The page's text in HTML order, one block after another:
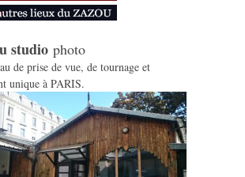
studio photo
de prise de vue, de tournage et
unique à PARIS.